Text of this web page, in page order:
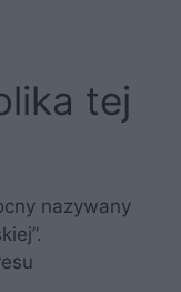
tej
nazywany